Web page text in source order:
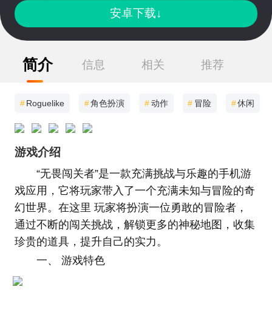
安卓下载↓
简介 信息 相关 推荐
#Roguelike #角色扮演 #动作 # 冒险 #休闲
游戏介绍
“无畏闯关者”是一款充满挑战与乐趣的手机游
戏应用，它将玩家带入了一个充满未知与冒险的奇
幻世界。在这里 玩家将扮演一位勇敢的冒险者，
通过不断的闯关挑战，解锁更多的神秘地图，收集
珍贵的道具，提升自己的实力。
一、 游戏特色